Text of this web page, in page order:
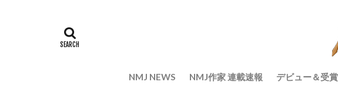
NMJ NEWS NMJ作家 連載速報 デビュー＆受